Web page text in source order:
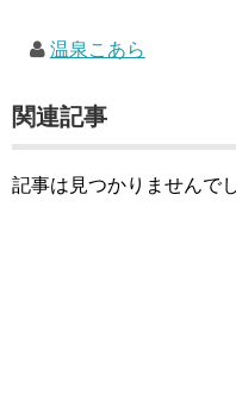
温泉こあら
関連記事
記事は見つかりませんでし